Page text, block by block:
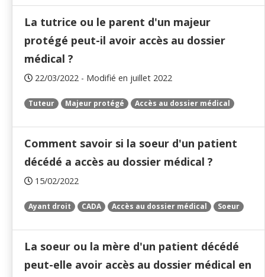
La tutrice ou le parent d'un majeur
protégé peut-il avoir accès au dossier
médical ?
22/03/2022 - Modifié en juillet 2022
Tuteur Majeur protégé Accès au dossier médical
Comment savoir si la soeur d'un patient
décédé a accès au dossier médical ?
15/02/2022
Ayant droit CADA Accès au dossier médical Soeur
La soeur ou la mère d'un patient décédé
peut-elle avoir accès au dossier médical en